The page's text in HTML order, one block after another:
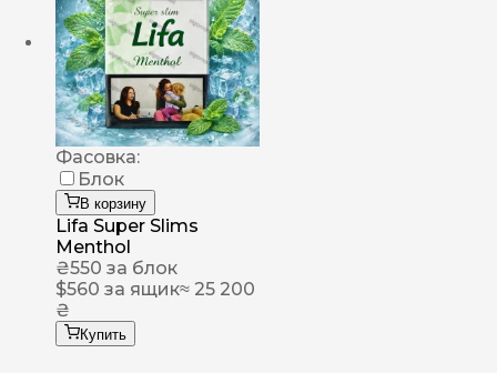
Фасовка:
Блок
В корзину
Lifa Super Slims
Menthol
₴550 за блок
$560 за ящик≈ 25 200
₴
Купить